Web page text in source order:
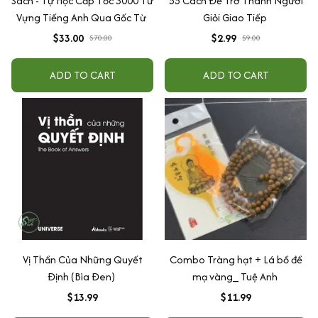
Vựng Tiếng Anh Qua Gốc Từ
$33.00 $70.00
ADD TO CART
Giỏi Giao Tiếp
$2.99 $9.00
ADD TO CART
Vị Thần Của Những Quyết
Định (Bìa Đen)
$13.99
Combo Tràng hạt + Lá bồ đề
mạ vàng_ Tuệ Anh
$11.99